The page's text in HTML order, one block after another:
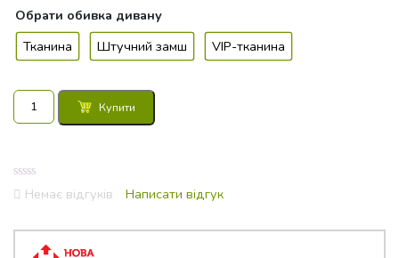
Обрати обивка дивану
Тканина
Штучний замш VIP-тканина
Диван
кутовий
-
2.45*1.53
Купити
0
out
5
Немає відгуків Написати відгук